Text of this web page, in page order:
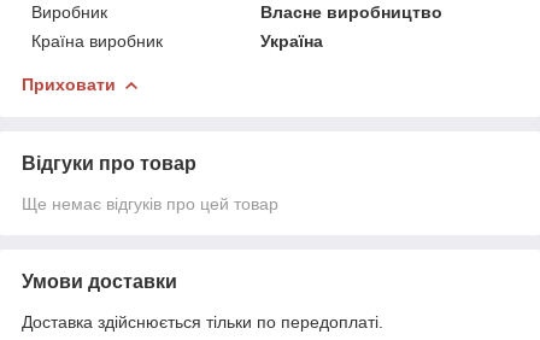
Виробник
Власне виробництво
Країна виробник
Україна
Приховати
Відгуки про товар
Ще немає відгуків про цей товар
Умови доставки
Доставка здійснюється тільки по передоплаті.